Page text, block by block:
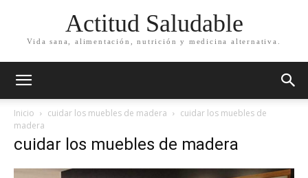
Actitud Saludable
Vida sana, alimentación, nutrición y medicina alternativa.
Inicio cuidar los muebles de madera
cuidar los muebles de
madera
cuidar los muebles de madera